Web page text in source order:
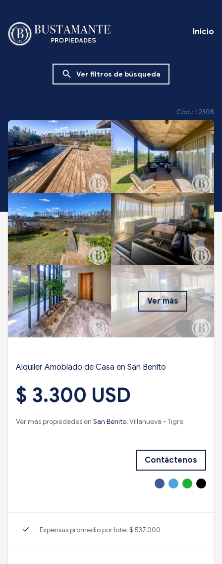
Inicio
search Ver filtros de búsqueda
Cód.: 12308
Ver más
Alquiler Amoblado de Casa en San Benito
$ 3.300 USD
Ver más propiedades en San Benito, Villanueva - Tigre
Contáctenos
check Expensas promedio por lote: $ 537.000